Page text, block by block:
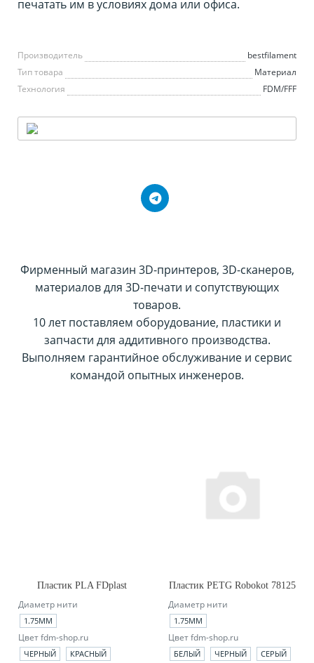
печатать им в условиях дома или офиса.
Производитель
bestfilament
Тип товара
Материал
Технология
FDM/FFF
Фирменный магазин 3D-принтеров, 3D-сканеров,
материалов для 3D-печати и сопутствующих
товаров.
10 лет поставляем оборудование, пластики и
запчасти для аддитивного производства.
Выполняем гарантийное обслуживание и сервис
командой опытных инженеров.
Пластик PLA FDplast
Диаметр нити
1.75ММ
Цвет fdm-shop.ru
ЧЕРНЫЙ КРАСНЫЙ
Пластик PETG Robokot 78125
Диаметр нити
1.75ММ
Цвет fdm-shop.ru
БЕЛЫЙ ЧЕРНЫЙ
СЕРЫЙ